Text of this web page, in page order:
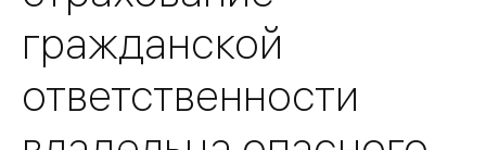
гражданской
ответственности